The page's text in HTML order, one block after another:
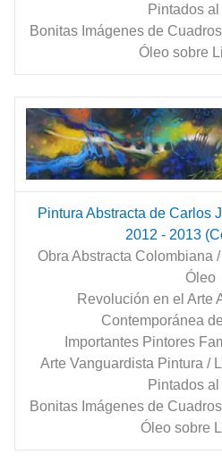
Pintados
Bonitas Imágenes de
Óleo sobre
Pintura Abstracta de Carlos
2012 - 2013
Obra Abstracta Colombiana
Óleo
Revolución en el Arte
Contemporánea
Importantes Pintores
Arte Vanguardista Pintura /
Pintados
Bonitas Imágenes de
Óleo sobre